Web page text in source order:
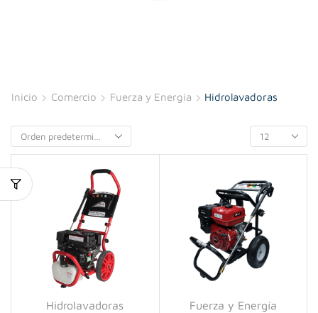
Inicio Comercio Fuerza y Energía Hidrolavadoras
Hidrolavadoras Fuerza y Energía